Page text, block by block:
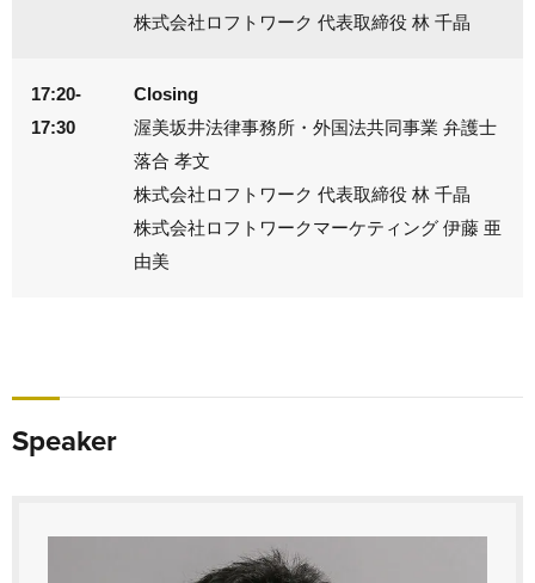
株式会社ロフトワーク 代表取締役 林 千晶
17:20-
17:30
Closing
渥美坂井法律事務所・外国法共同事業 弁護士
落合 孝文
株式会社ロフトワーク 代表取締役 林 千晶
株式会社ロフトワークマーケティング 伊藤 亜
由美
Speaker